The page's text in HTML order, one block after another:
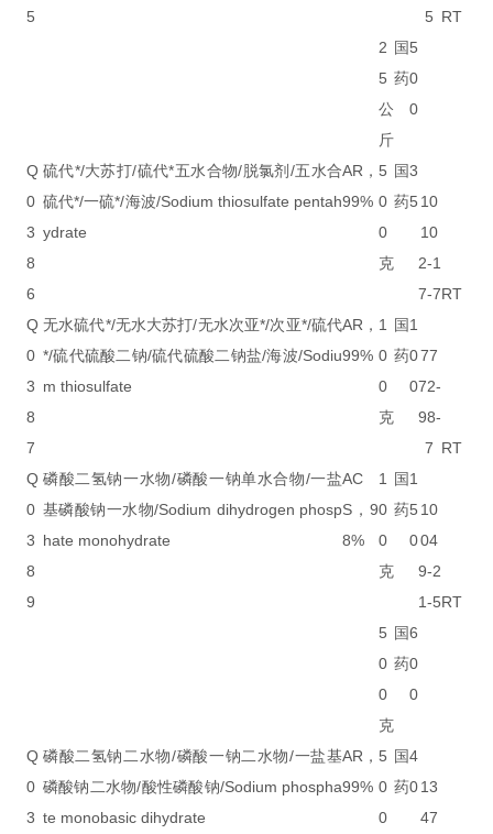
5
5 RT
2
5
公
斤
国
药
5
0
0
Q
0
3
8
6
硫代*/大苏打/硫代*五水合物/脱氯剂/五水合
硫代*/一硫*/海波/Sodium thiosulfate pentah
ydrate
AR，
99%
5
0
0
克
国
药
3
5 10
10
2-1
7-7RT
Q
0
3
8
7
无水硫代*/无水大苏打/无水次亚*/次亚*/硫代
*/硫代硫酸二钠/硫代硫酸二钠盐/海波/Sodiu
m thiosulfate
AR，
99%
1
0
0
克
国
药
1
0
0
77
72-
98-
7 RT
Q
0
3
8
9
磷酸二氢钠一水物/磷酸一钠单水合物/一盐
基磷酸钠一水物/Sodium dihydrogen phosp
hate monohydrate
AC
S，9
8%
1
0
0
克
国
药
1
5
0
10
04
9-2
1-5RT
5
0
0
克
国
药
6
0
0
Q
0
3
磷酸二氢钠二水物/磷酸一钠二水物/一盐基
磷酸钠二水物/酸性磷酸钠/Sodium phospha
te monobasic dihydrate
AR，
99%
5
0
0
国
药
4
013
47